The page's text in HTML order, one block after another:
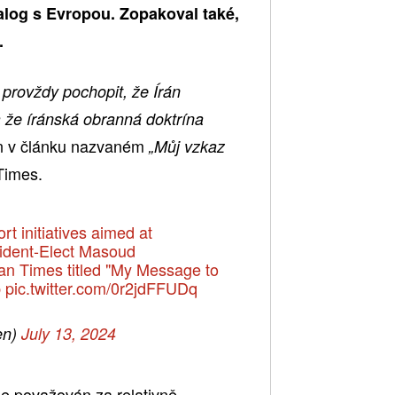
s Evropou. Zopakoval také,
pochopit, že Írán
íránská obranná doktrína
článku nazvaném „Můj vzkaz
initiatives aimed at
Elect Masoud
Times titled "My Message to
pic.twitter.com/0r2jdFFUDq
July 13, 2024